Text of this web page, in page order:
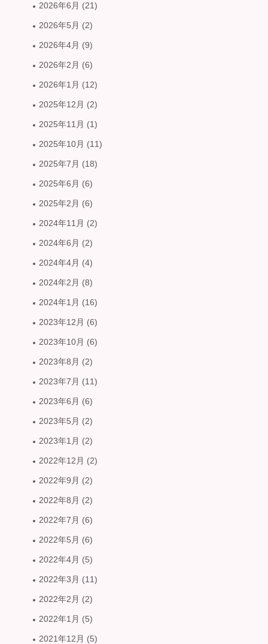
2026年6月 (21)
2026年5月 (2)
2026年4月 (9)
2026年2月 (6)
2026年1月 (12)
2025年12月 (2)
2025年11月 (1)
2025年10月 (11)
2025年7月 (18)
2025年6月 (6)
2025年2月 (6)
2024年11月 (2)
2024年6月 (2)
2024年4月 (4)
2024年2月 (8)
2024年1月 (16)
2023年12月 (6)
2023年10月 (6)
2023年8月 (2)
2023年7月 (11)
2023年6月 (6)
2023年5月 (2)
2023年1月 (2)
2022年12月 (2)
2022年9月 (2)
2022年8月 (2)
2022年7月 (6)
2022年5月 (6)
2022年4月 (5)
2022年3月 (11)
2022年2月 (2)
2022年1月 (5)
2021年12月 (5)